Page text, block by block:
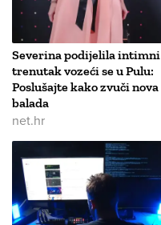
Severina podijelila intimni
trenutak vozeći se u Pulu:
Poslušajte kako zvuči nova
balada
net.hr